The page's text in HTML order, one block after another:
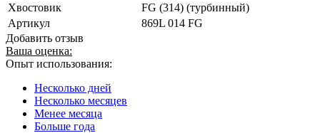
Хвостовик
FG (314) (турбинный)
Артикул
869L 014 FG
Добавить отзыв
Ваша оценка:
Опыт использования:
Несколько дней
Несколько месяцев
Менее месяца
Больше года